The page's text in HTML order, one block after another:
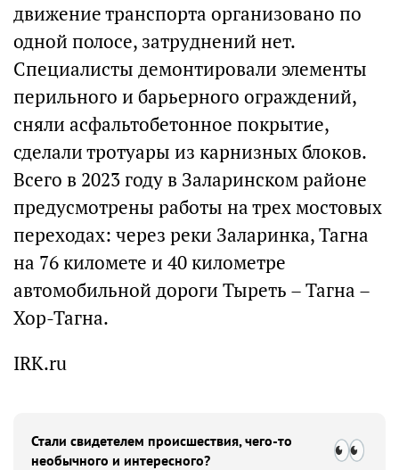
движение транспорта организовано по
одной полосе, затруднений нет.
Специалисты демонтировали элементы
перильного и барьерного ограждений,
сняли асфальтобетонное покрытие,
сделали тротуары из карнизных блоков.
Всего в 2023 году в Заларинском районе
предусмотрены работы на трех мостовых
переходах: через реки Заларинка, Тагна
на 76 километе и 40 километре
автомобильной дороги Тыреть – Тагна –
Хор-Тагна.
IRK.ru
Стали свидетелем происшествия, чего-то
необычного и интересного?